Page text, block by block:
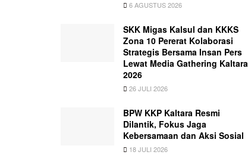
6 AGUSTUS 2026
SKK Migas Kalsul dan KKKS
Zona 10 Pererat Kolaborasi
Strategis Bersama Insan Pers
Lewat Media Gathering Kaltara
2026
26 JULI 2026
BPW KKP Kaltara Resmi
Dilantik, Fokus Jaga
Kebersamaan dan Aksi Sosial
18 JULI 2026